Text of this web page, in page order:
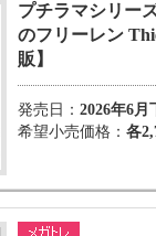
プチラマシリー
のフリーレン
販】
発売日： 2026年6月
希望小売価格： 各